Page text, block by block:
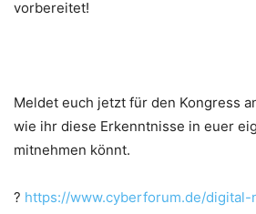
vorbereitet!
Meldet euch jetzt für den Kongress
wie ihr diese Erkenntnisse in euer
mitnehmen könnt.
? https://www.cyberforum.de/